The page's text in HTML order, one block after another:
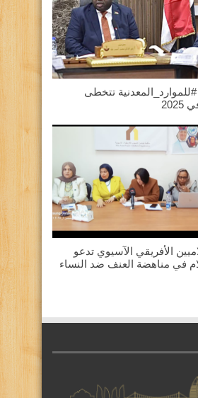
#للموارد_المعدنية تتخطى
الأفريقي الآسيوي تدعو
في مناهضة العنف ضد النساء